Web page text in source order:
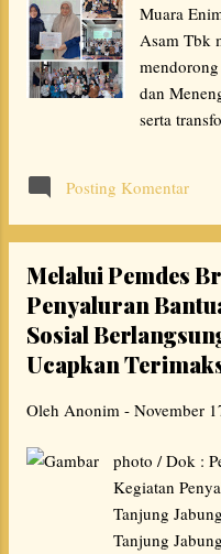
pengakuan
panjang
masa
Ekonomi
Muara
Asam Tbk
dan
serta
Enterprise
langkah
Kelas
PTBA
yang
edisi
material
bulu)
memiliki
Posting Komentar
Melalui Pemdes
Penyaluran
Sosial
Ucapkan
Oleh Anonim - November
photo / Dok :
Kegiatan
Tanjung
Tanjung